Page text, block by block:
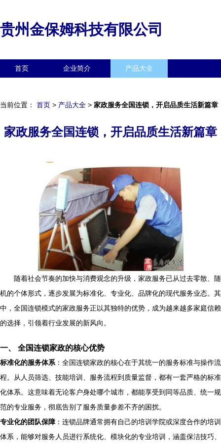
贵州金保姆科技有限公司
首页 企业简介 产品大全
当前位置： 首页 > 产品大全 > 家政服务全国连锁，开启品质生活新篇章
家政服务全国连锁，开启品质生活新篇章
随着社会节奏的加快与消费观念的升级，家政服务已从过去零散、随
机的个体形式，逐步发展为标准化、专业化、品牌化的现代服务业态。其
中，全国连锁模式的家政服务正以其独特的优势，成为越来越多家庭信赖
的选择，引领着行业发展的新风向。
一、 全国连锁家政的核心优势
标准化的服务体系 ：全国连锁家政的核心在于其统一的服务标准与操作流
程。从人员筛选、技能培训、服务流程到质量监督，都有一套严格的标准
化体系。这意味着无论客户身处哪个城市，都能享受到同等品质、统一规
范的专业服务，彻底告别了服务质量参差不齐的困扰。
专业化的团队保障 ：连锁品牌通常拥有自己的培训学院或深度合作的培训
体系，能够对服务人员进行系统化、模块化的专业培训，涵盖保洁技巧、